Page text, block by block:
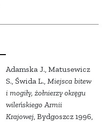
Adamska J., Matusewicz
S., Świda L., Miejsca bitew
i mogiły, żołnierzy okręgu
wileńskiego Armii
Krajowej, Bydgoszcz 1996,